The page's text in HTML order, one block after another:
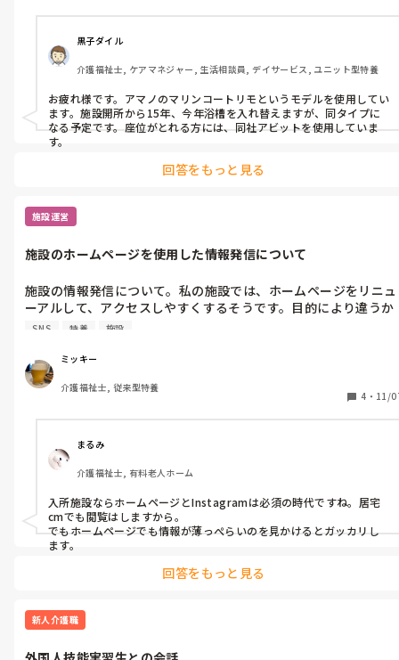
黒子ダイル
介護福祉士, ケアマネジャー, 生活相談員, デイサービス, ユニット型特養
お疲れ様です。アマノのマリンコートリモというモデルを使用してい
ます。施設開所から15年、今年浴槽を入れ替えますが、同タイプに
なる予定です。座位がとれる方には、同社アビットを使用していま
す。
回答をもっと見る
施設運営
施設のホームページを使用した情報発信について
施設の情報発信について。私の施設では、ホームページをリニュ
ーアルして、アクセスしやすくするそうです。目的により違うか
も知れませんが、これからの時代、ホームページにアクセスする
方が良いのでは？と思ってしまうのですが、皆様の施設のホーム
ページは活用されていますか？
SNS 特養 施設
ミッキー
介護福祉士, 従来型特養
4 ・ 11/
まるみ
介護福祉士, 有料老人ホーム
入所施設ならホームページとInstagramは必須の時代ですね。居宅
cmでも閲覧はしますから。
でもホームページでも情報が薄っぺらいのを見かけるとガッカリし
ます。
回答をもっと見る
新人介護職